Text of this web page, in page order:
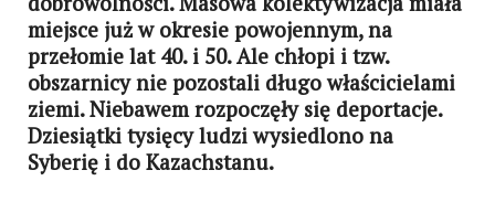
miejsce już w okresie powojennym, na
przełomie lat 40. i 50. Ale chłopi i tzw.
obszarnicy nie pozostali długo właścicielami
ziemi. Niebawem rozpoczęły się deportacje.
Dziesiątki tysięcy ludzi wysiedlono na
Syberię i do Kazachstanu.